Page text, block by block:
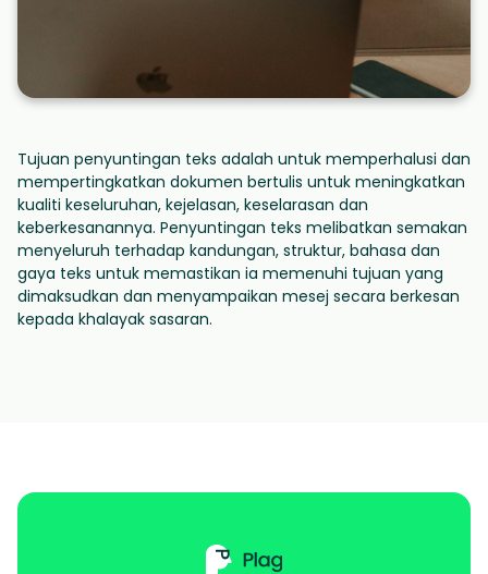
Tujuan penyuntingan teks adalah untuk memperhalusi dan
mempertingkatkan dokumen bertulis untuk meningkatkan
kualiti keseluruhan, kejelasan, keselarasan dan
keberkesanannya. Penyuntingan teks melibatkan semakan
menyeluruh terhadap kandungan, struktur, bahasa dan
gaya teks untuk memastikan ia memenuhi tujuan yang
dimaksudkan dan menyampaikan mesej secara berkesan
kepada khalayak sasaran.